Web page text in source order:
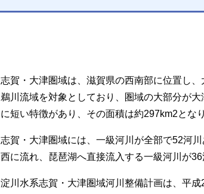
志賀・大津圏域は、滋賀県の西南部に位置し
鵜川流域を対象としており、圏域の大部分が
に短い特徴があり、その面積は約297km2とな
志賀・大津圏域には、一級河川が全部で52河
西に流れ、琵琶湖へ直接流入する一級河川が36
淀川水系志賀・大津圏域河川整備計画は、平